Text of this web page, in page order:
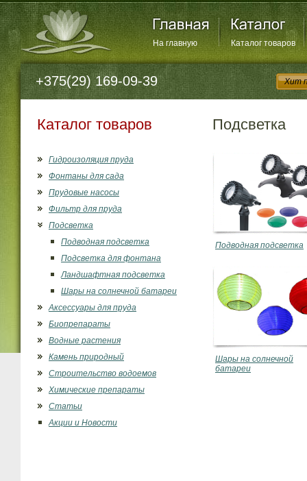
На главную Каталог товаров
+375(29) 169-09-39 Хит
Каталог товаров
Гидроизоляция пруда
Фонтаны для сада
Прудовые насосы
Фильтр для пруда
Подсветка
Подводная подсветка
Подсветка для фонтана
Ландшафтная подсветка
Шары на солнечной батареи
Аксессуары для пруда
Биопрепараты
Водные растения
Камень природный
Строительство водоемов
Химические препараты
Статьи
Акции и Новости
Подсветка
Подводная подсветка
Шары на солнечной
батареи